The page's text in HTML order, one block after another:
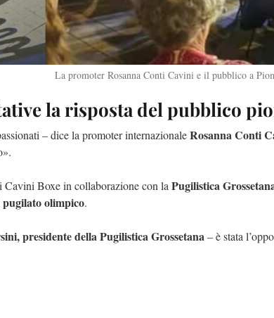
La promoter Rosanna Conti Cavini e il pubblico a
la risposta del pubblico
– dice la promoter internazionaleRosanna Conti
Cavini Boxe in collaborazione con la Pugilistica
olimpico.
presidente della Pugilistica Grossetana– è stata